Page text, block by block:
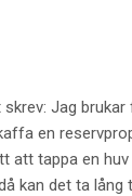
Jag brukar
en
att tappa en huv
kan det ta lång